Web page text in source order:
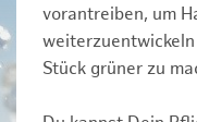
vorantreiben, um
weiterzuentwickeln
Stück grüner zu